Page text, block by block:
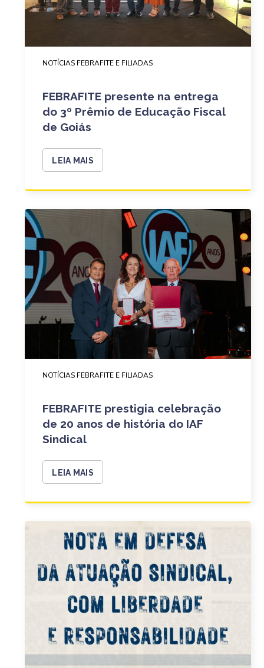
NOTÍCIAS FEBRAFITE E FILIADAS
FEBRAFITE presente na entrega
do 3º Prêmio de Educação Fiscal
de Goiás
LEIA MAIS
NOTÍCIAS FEBRAFITE E FILIADAS
FEBRAFITE prestigia celebração
de 20 anos de história do IAF
Sindical
LEIA MAIS